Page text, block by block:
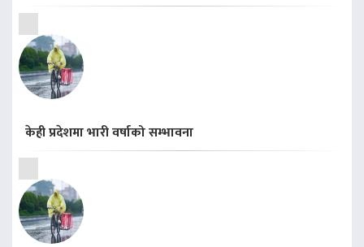
केही प्रदेशमा भारी वर्षाको सम्भावना